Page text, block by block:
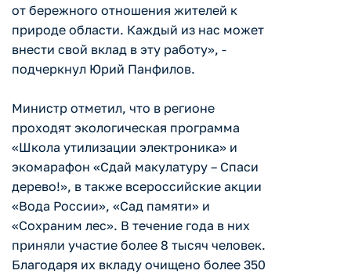
от бережного отношения жителей к
природе области. Каждый из нас может
внести свой вклад в эту работу», -
подчеркнул Юрий Панфилов.
Министр отметил, что в регионе
проходят экологическая программа
«Школа утилизации электроника» и
экомарафон «Сдай макулатуру – Спаси
дерево!», в также всероссийские акции
«Вода России», «Сад памяти» и
«Сохраним лес». В течение года в них
приняли участие более 8 тысяч человек.
Благодаря их вкладу очищено более 350